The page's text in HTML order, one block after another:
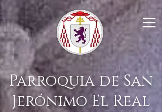
Parroquia de San
Jerónimo El Real